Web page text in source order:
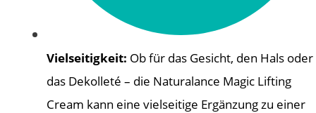
Vielseitigkeit: Ob für das Gesicht, den Hals oder
das Dekolleté – die Naturalance Magic Lifting
Cream kann eine vielseitige Ergänzung zu einer